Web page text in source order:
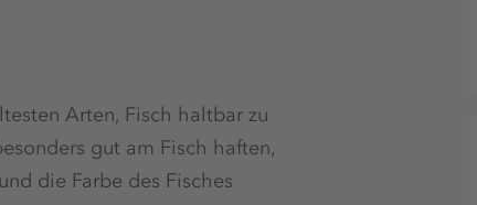
Arten, Fisch haltbar zu
gut am Fisch haften,
die Farbe des Fisches